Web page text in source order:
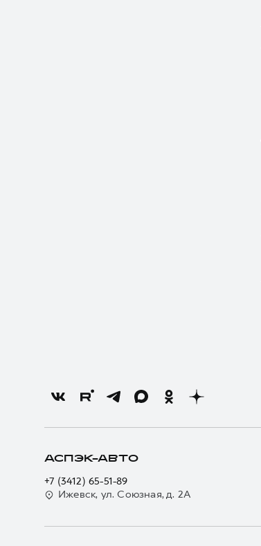
АСПЭК-АВТО
+7 (3412) 65-51-89
Ижевск, ул. Союзная, д. 2А